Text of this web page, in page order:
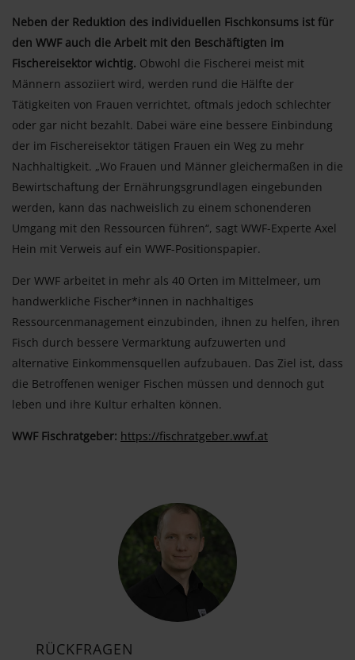
Neben der Reduktion des individuellen Fischkonsums ist für
den WWF auch die Arbeit mit den Beschäftigten im
Fischereisektor wichtig. Obwohl die Fischerei meist mit
Männern assoziiert wird, werden rund die Hälfte der
Tätigkeiten von Frauen verrichtet, oftmals jedoch schlechter
oder gar nicht bezahlt. Dabei wäre eine bessere Einbindung
der im Fischereisektor tätigen Frauen ein Weg zu mehr
Nachhaltigkeit. „Wo Frauen und Männer gleichermaßen in die
Bewirtschaftung der Ernährungsgrundlagen eingebunden
werden, kann das nachweislich zu einem schonenderen
Umgang mit den Ressourcen führen“, sagt WWF-Experte Axel
Hein mit Verweis auf ein WWF-Positionspapier.
Der WWF arbeitet in mehr als 40 Orten im Mittelmeer, um
handwerkliche Fischer*innen in nachhaltiges
Ressourcenmanagement einzubinden, ihnen zu helfen, ihren
Fisch durch bessere Vermarktung aufzuwerten und
alternative Einkommensquellen aufzubauen. Das Ziel ist, dass
die Betroffenen weniger Fischen müssen und dennoch gut
leben und ihre Kultur erhalten können.
WWF Fischratgeber: https://fischratgeber.wwf.at
RÜCKFRAGEN